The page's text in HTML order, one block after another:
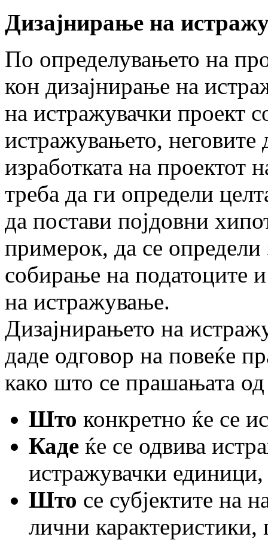
Дизајнирање на
По определувањето на
кон дизајнирање на
на истражувачки проект
истражувањето,
изработката на проектот
треба да ги определи
да постави појдовни
примерок, да се определи
собирање на податоците
на истражување.
Дизајнирањето на
даде одговор на повеќе
како што се прашањата
Што конкретно ќе се
Каде ќе се одвива
истражувачки единици,
Што се субјектите на
лични карактеристики,